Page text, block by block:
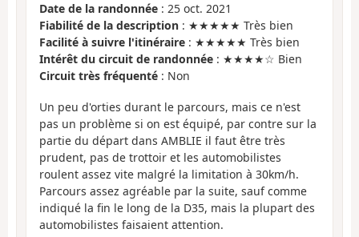
Date de la randonnée : 25 oct. 2021
Fiabilité de la description : ★★★★★ Très bien
Facilité à suivre l'itinéraire : ★★★★★ Très bien
Intérêt du circuit de randonnée : ★★★★☆ Bien
Circuit très fréquenté : Non
Un peu d'orties durant le parcours, mais ce n'est
pas un problème si on est équipé, par contre sur la
partie du départ dans AMBLIE il faut être très
prudent, pas de trottoir et les automobilistes
roulent assez vite malgré la limitation à 30km/h.
Parcours assez agréable par la suite, sauf comme
indiqué la fin le long de la D35, mais la plupart des
automobilistes faisaient attention.